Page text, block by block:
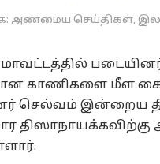
அண்மைய செய்திகள்,
காணிகளை மீள
செல்வம் இன்றைய